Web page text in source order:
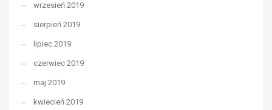
wrzesień 2019
sierpień 2019
lipiec 2019
czerwiec 2019
maj 2019
kwiecień 2019